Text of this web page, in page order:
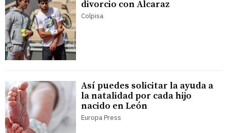
divorcio con Alcaraz
Colpisa
Así puedes solicitar la ayuda a
la natalidad por cada hijo
nacido en León
Europa Press